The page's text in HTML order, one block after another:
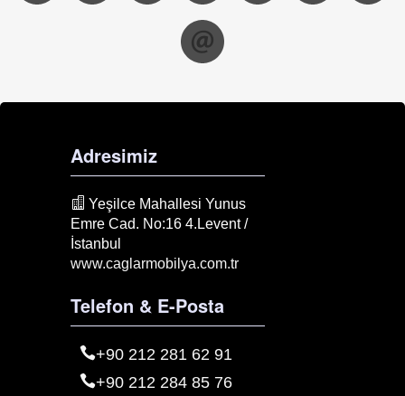
Adresimiz
Yeşilce Mahallesi Yunus
Emre Cad. No:16 4.Levent /
İstanbul
www.caglarmobilya.com.tr
Telefon & E-Posta
+90 212 281 62 91
+90 212 284 85 76